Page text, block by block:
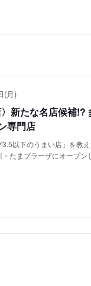
(月)
新たな名店候補
専門店
以下のうまい店」を教
たまプラーザにオープン